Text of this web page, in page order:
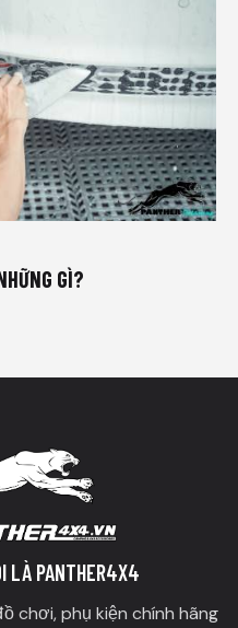
GÌ?
LÀ PANTHER4X4
chơi, phụ kiện chính hãng